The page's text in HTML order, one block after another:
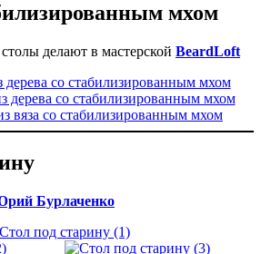
мхом
делают в мастерской BeardLoft
Бурлаченко